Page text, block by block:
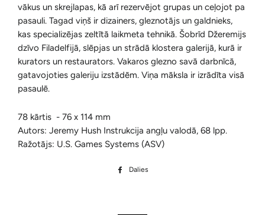
vākus un skrejlapas, kā arī rezervējot grupas un ceļojot pa
pasauli. Tagad viņš ir dizainers, gleznotājs un galdnieks,
kas specializējas zeltītā laikmeta tehnikā. Šobrīd Džeremijs
dzīvo Filadelfijā, slēpjas un strādā klostera galerijā, kurā ir
kurators un restaurators. Vakaros glezno savā darbnīcā,
gatavojoties galeriju izstādēm. Viņa māksla ir izrādīta visā
pasaulē.
78 kārtis - 76 x 114 mm
Autors: Jeremy Hush Instrukcija angļu valodā, 68 lpp.
Ražotājs: U.S. Games Systems (ASV)
Dalies